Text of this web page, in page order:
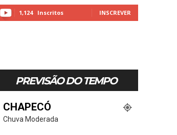
1,124 Inscritos INSCREVER
PREVISÃO DO TEMPO
CHAPECÓ
Chuva Moderada